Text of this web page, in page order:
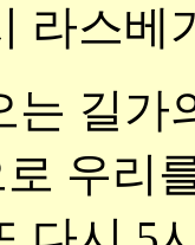
라스베
는 길가
우리